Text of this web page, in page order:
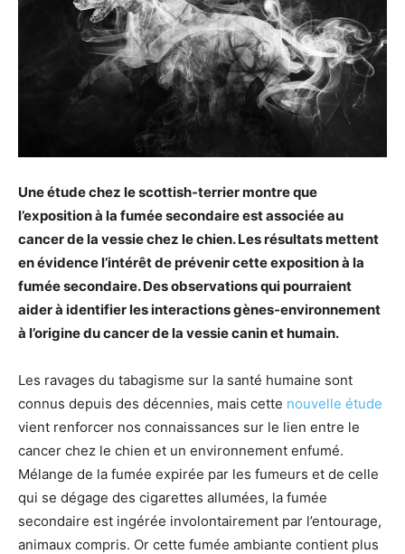
Une étude chez le scottish-terrier montre que
l’exposition à la fumée secondaire est associée au
cancer de la vessie chez le chien. Les résultats mettent
en évidence l’intérêt de prévenir cette exposition à la
fumée secondaire. Des observations qui pourraient
aider à identifier les interactions gènes-environnement
à l’origine du cancer de la vessie canin et humain.
Les ravages du tabagisme sur la santé humaine sont
connus depuis des décennies, mais cette nouvelle étude
vient renforcer nos connaissances sur le lien entre le
cancer chez le chien et un environnement enfumé.
Mélange de la fumée expirée par les fumeurs et de celle
qui se dégage des cigarettes allumées, la fumée
secondaire est ingérée involontairement par l’entourage,
animaux compris. Or cette fumée ambiante contient plus